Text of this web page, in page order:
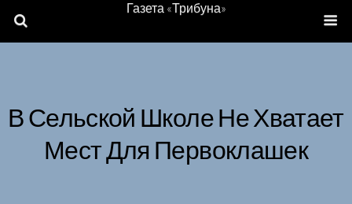
Газета «Трибуна»
В Сельской Школе Не Хватает
Мест Для Первоклашек